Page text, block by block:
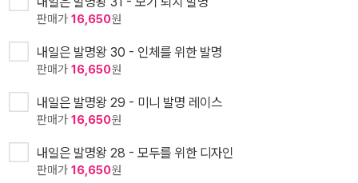
판매가 16,650원
내일은 발명왕 30 - 인체를 위한 발명
판매가 16,650원
내일은 발명왕 29 - 미니 발명 레이스
판매가 16,650원
내일은 발명왕 28 - 모두를 위한 디자인
판매가 16,650원